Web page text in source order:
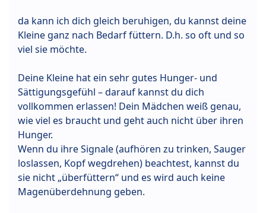
da kann ich dich gleich beruhigen, du kannst deine
Kleine ganz nach Bedarf füttern. D.h. so oft und so
viel sie möchte.
Deine Kleine hat ein sehr gutes Hunger- und
Sättigungsgefühl – darauf kannst du dich
vollkommen erlassen! Dein Mädchen weiß genau,
wie viel es braucht und geht auch nicht über ihren
Hunger.
Wenn du ihre Signale (aufhören zu trinken, Sauger
loslassen, Kopf wegdrehen) beachtest, kannst du
sie nicht „überfüttern“ und es wird auch keine
Magenüberdehnung geben.